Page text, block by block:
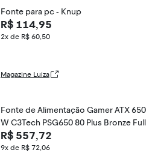
Fonte para pc - Knup
R$ 114,95
2x de R$ 60,50
Magazine Luiza
Fonte de Alimentação Gamer ATX 650
W C3Tech PSG650 80 Plus Bronze Full
R$ 557,72
9x de R$ 72,06